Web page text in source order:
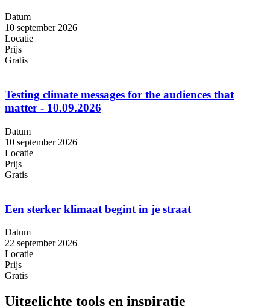
Datum
10 september 2026
Locatie
Prijs
Gratis
Testing climate messages for the audiences that
matter - 10.09.2026
Datum
10 september 2026
Locatie
Prijs
Gratis
Een sterker klimaat begint in je straat
Datum
22 september 2026
Locatie
Prijs
Gratis
Uitgelichte tools en inspiratie